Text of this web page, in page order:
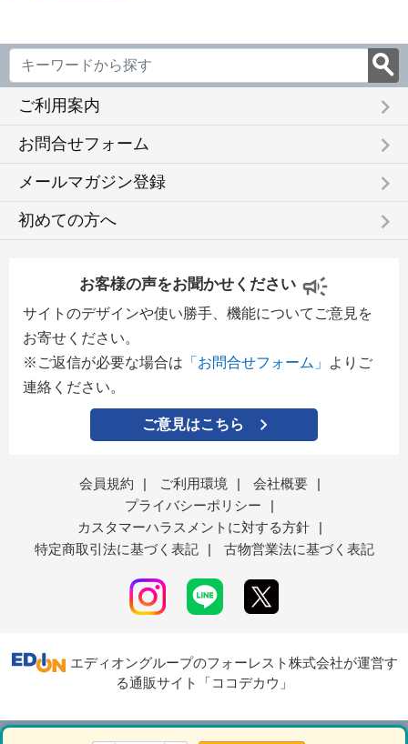
ご利用案内 keyboard_arrow_right
お問合せフォーム keyboard_arrow_right
メールマガジン登録 keyboard_arrow_right
初めての方へ keyboard_arrow_right
お客様の声をお聞かせください
サイトのデザインや使い勝手、機能についてご意見を
お寄せください。
※ご返信が必要な場合は 「お問合せフォーム」
よりご
連絡ください。
ご意見はこちら
会員規約 | ご利用環境 | 会社概要
|
プライバシーポリシー
|
カスタマーハラスメントに対する方針
|
特定商取引法に基づく表記
| 古物営業法に基づく表記
エディオングループのフォーレスト株式会社が運営す
る通販サイト「ココデカウ」
表示モード ＰＣ スマートフォン